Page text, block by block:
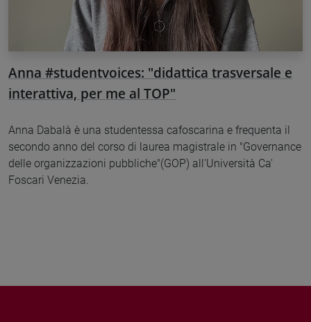
Anna #studentvoices: "didattica trasversale e
interattiva, per me al TOP"
Anna Dabalà è una studentessa cafoscarina e frequenta il
secondo anno del corso di laurea magistrale in "Governance
delle organizzazioni pubbliche"(GOP) all'Università Ca'
Foscari Venezia.